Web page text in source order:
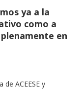
ya a la
como a
en
de ACEESE y